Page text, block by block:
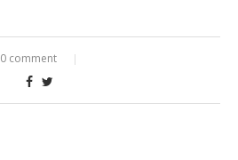
0 comment